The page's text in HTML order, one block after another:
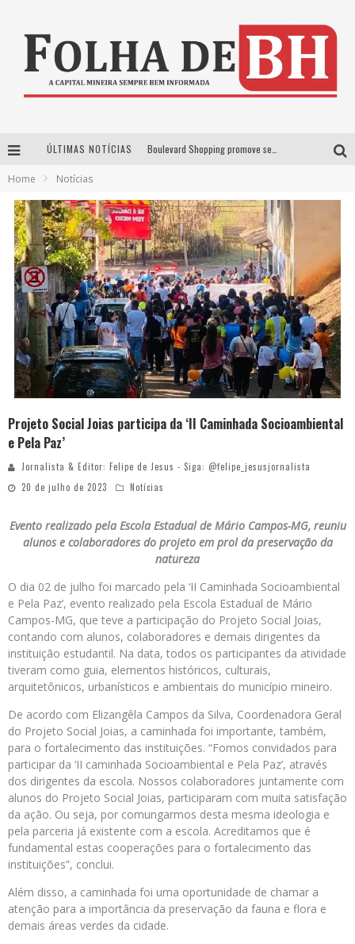
ÚLTIMAS NOTÍCIAS
Em julho, Boulevard Shopping sorteia produtos Apple aos clientes do seu Programa de Benefícios
VIASHOPPING CELEBRA O DIA DOS PAIS COM AÇÃO COMPROU-GANHOU EXCLUSIVA
Home Notícias
Projeto Social Joias participa da ‘II Caminhada Socioambiental
e Pela Paz’
Jornalista & Editor: Felipe de Jesus - Siga: @felipe_jesusjornalista
20 de julho de 2023
Notícias
Evento realizado pela Escola Estadual de Mário Campos-MG, reuniu
alunos e colaboradores do projeto em prol da preservação da
natureza
O dia 02 de julho foi marcado pela ‘II Caminhada Socioambiental
e Pela Paz’, evento realizado pela Escola Estadual de Mário
Campos-MG, que teve a participação do Projeto Social Joias,
contando com alunos, colaboradores e demais dirigentes da
instituição estudantil. Na data, todos os participantes da atividade
tiveram como guia, elementos históricos, culturais,
arquitetônicos, urbanísticos e ambientais do município mineiro.
De acordo com Elizangêla Campos da Silva, Coordenadora Geral
do Projeto Social Joias, a caminhada foi importante, também,
para o fortalecimento das instituições. “Fomos convidados para
participar da ‘II caminhada Socioambiental e Pela Paz’, através
dos dirigentes da escola. Nossos colaboradores juntamente com
alunos do Projeto Social Joias, participaram com muita satisfação
da ação. Ou seja, por comungarmos desta mesma ideologia e
pela parceria já existente com a escola. Acreditamos que é
fundamental estas cooperações para o fortalecimento das
instituições”, conclui.
Além disso, a caminhada foi uma oportunidade de chamar a
atenção para a importância da preservação da fauna e flora e
demais áreas verdes da cidade.